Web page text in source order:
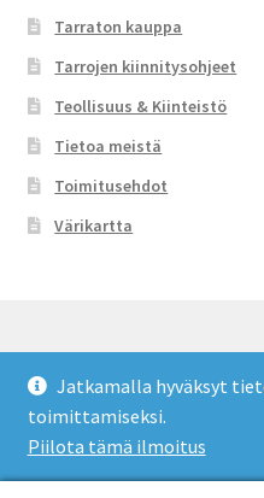
Jatkamalla hyväksyt
toimittamiseksi.
Piilota tämä ilmoitus
Tarraton kauppa
Tarrojen kiinnitysohjeet
Teollisuus & Kiinteistö
Tietoa meistä
Toimitusehdot
Värikartta
© Tarraton 2026
Toimitusehdot